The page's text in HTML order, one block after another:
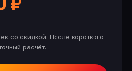
со скидкой. После короткого
расчёт.